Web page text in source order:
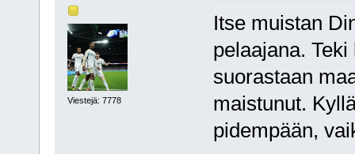
Viestejä: 7778
Itse muistan
pelaajana.
suorastaan
maistunut.
pidempään,